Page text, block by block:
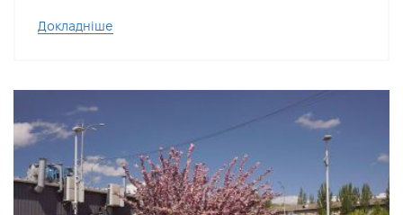
Докладніше